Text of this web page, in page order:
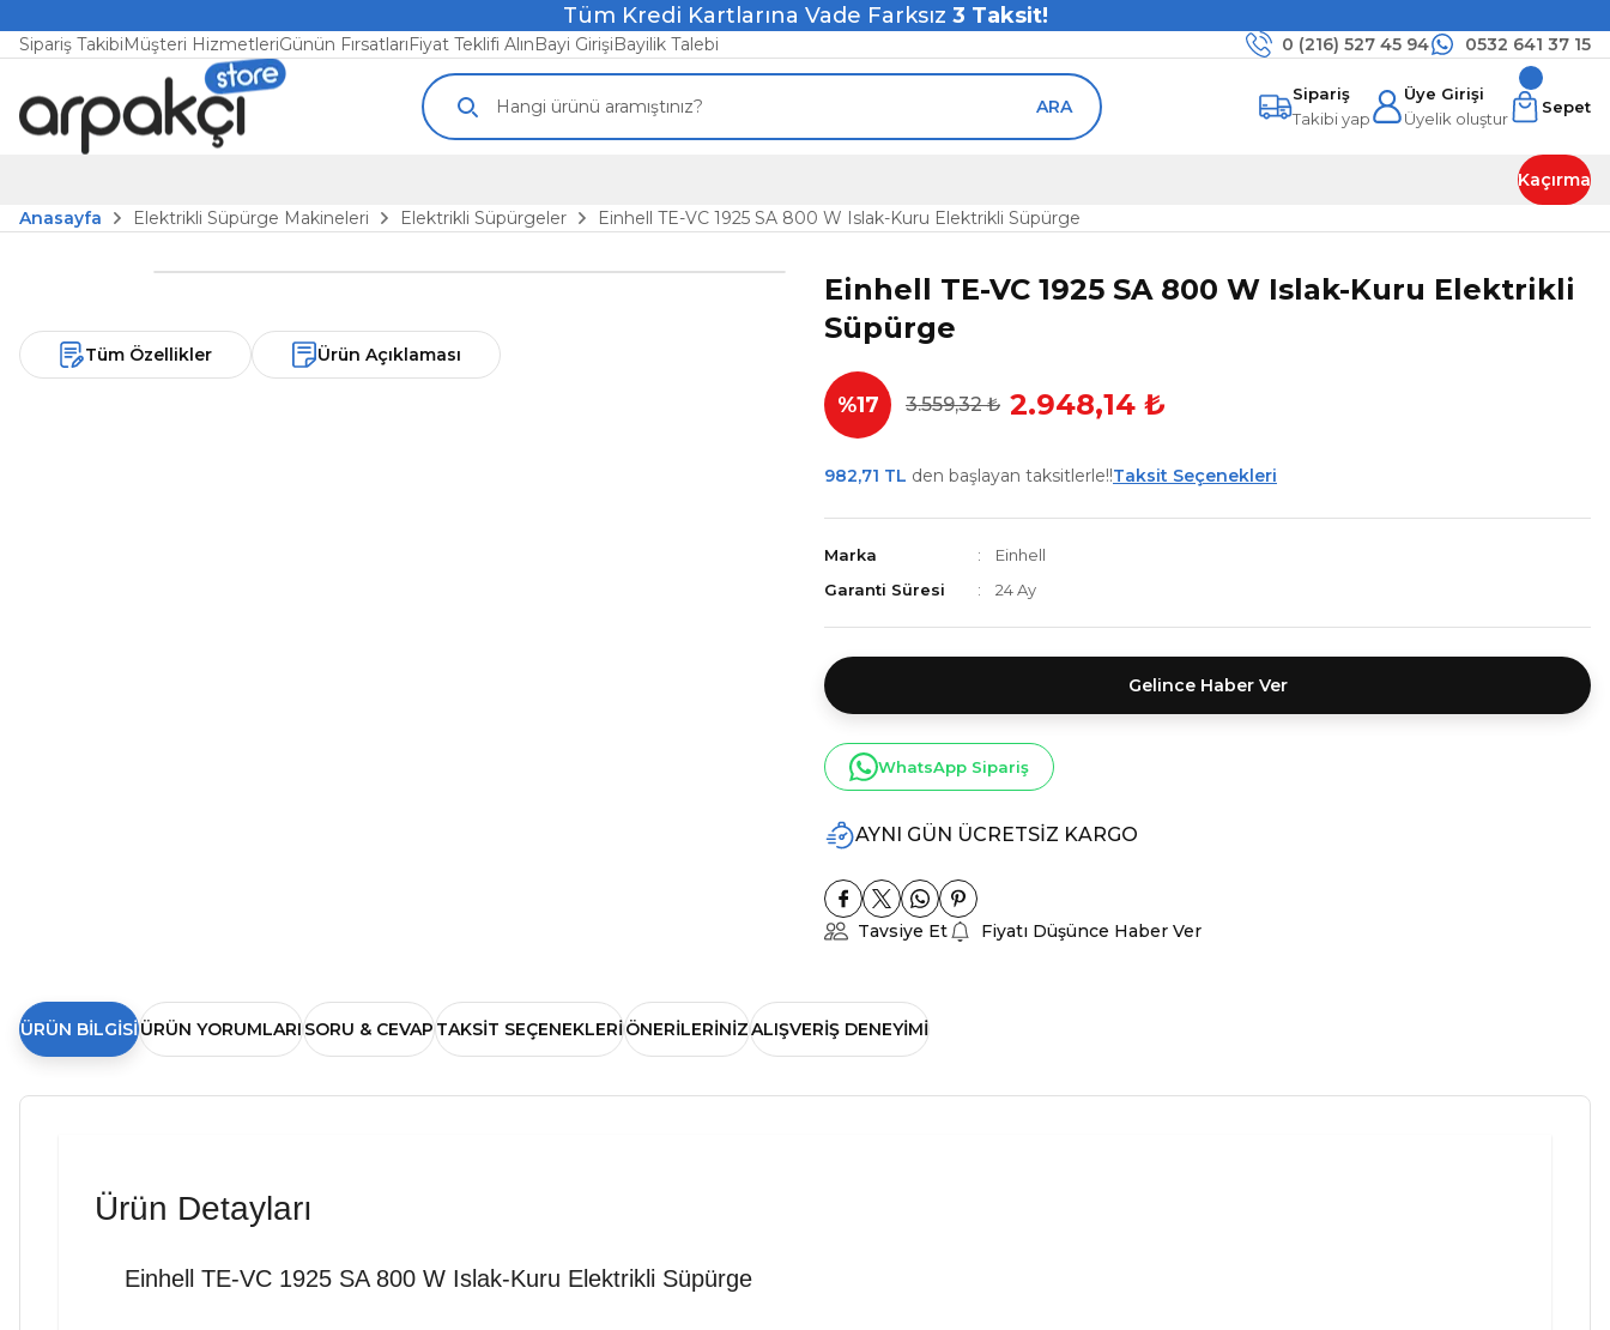
Tüm Kredi Kartlarına Vade Farksız 3 Taksit!
Sipariş TakibiMüşteri HizmetleriGünün FırsatlarıFiyat Teklifi AlınBayi GirişiBayilik Talebi 0 (216) 527 45 94 0532 641 37 15
ARA
Sipariş
Takibi yap
Üye Girişi
Üyelik oluştur
Sepet
Kaçırma
Anasayfa
Elektrikli Süpürge Makineleri Elektrikli Süpürgeler Einhell TE-VC 1925 SA 800 W Islak-Kuru Elektrikli Süpürge
Tüm Özellikler Ürün Açıklaması
Einhell TE-VC 1925 SA 800 W Islak-Kuru Elektrikli
Süpürge
%17 3.559,32 ₺ 2.948,14 ₺
982,71 TL den başlayan taksitlerle!!Taksit Seçenekleri
Marka
Einhell
Garanti Süresi
24 Ay
Gelince Haber Ver
WhatsApp Sipariş
AYNI GÜN ÜCRETSİZ KARGO
Tavsiye Et Fiyatı Düşünce Haber Ver
ÜRÜN BILGISI ÜRÜN YORUMLARISORU & CEVAPTAKSIT SEÇENEKLERIÖNERILERINIZALIŞVERIŞ DENEYIMI
Ürün Detayları
Einhell TE-VC 1925 SA 800 W Islak-Kuru Elektrikli Süpürge